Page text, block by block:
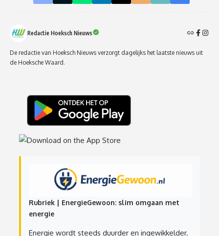
Redactie Hoeksch Nieuws
De redactie van Hoeksch Nieuws verzorgt dagelijks het laatste nieuws uit
de Hoeksche Waard.
Rubriek | EnergieGewoon: slim omgaan met
energie
Energie wordt steeds duurder en ingewikkelder.